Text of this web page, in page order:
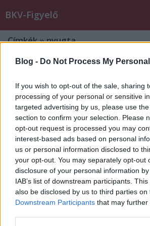
Blog - Do Not Process My
If you wish to opt-out of the sale, sharing
processing of your personal or sensitive
targeted advertising by us, please use
section to confirm your selection. Please
opt-out request is processed you may
interest-based ads based on personal
us or personal information disclosed to
your opt-out. You may separately opt-out
disclosure of your personal information
IAB’s list of downstream participants.
also be disclosed by us to third parties on
Downstream Participants that may
BKV-Figyelő
Címkék»nyugta
?Vagy megveszed a
vagy húzz a g*cibe...?
BKV figyelő.hu•2009. szeptember 15.
Olvasónk éjszakai buszon szeretett
venni, mivel a Ferenciek terén lévő
ahogy azt megszokhattuk- nem
esetére nyugtát is szeretett volna
tudja, lehet hamis), de helyette
hangnemet és ordibálást kapott:…
„Vagy megveszed a